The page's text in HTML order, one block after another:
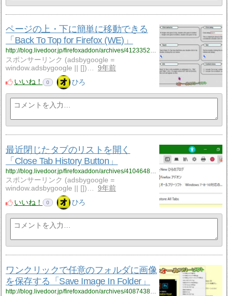
ページの上・下に簡単に移動できる
「Back To Top for Firefox (WE)」
http://blog.livedoor.jp/firefoxaddon/archives/4123352.html
スポンサーリンク (adsbygoogle =
window.adsbygoogle || [])…
9年前
いいね！
0 ひろ
最近閉じたタブのリストを開く
「Close Tab History Button」
スポンサーリンク (adsbygoogle =
window.adsbygoogle || [])…
9年前
いいね！
0 ひろ
ワンクリックで任意のフォルダに画像
を保存する「Save Image In Folder」